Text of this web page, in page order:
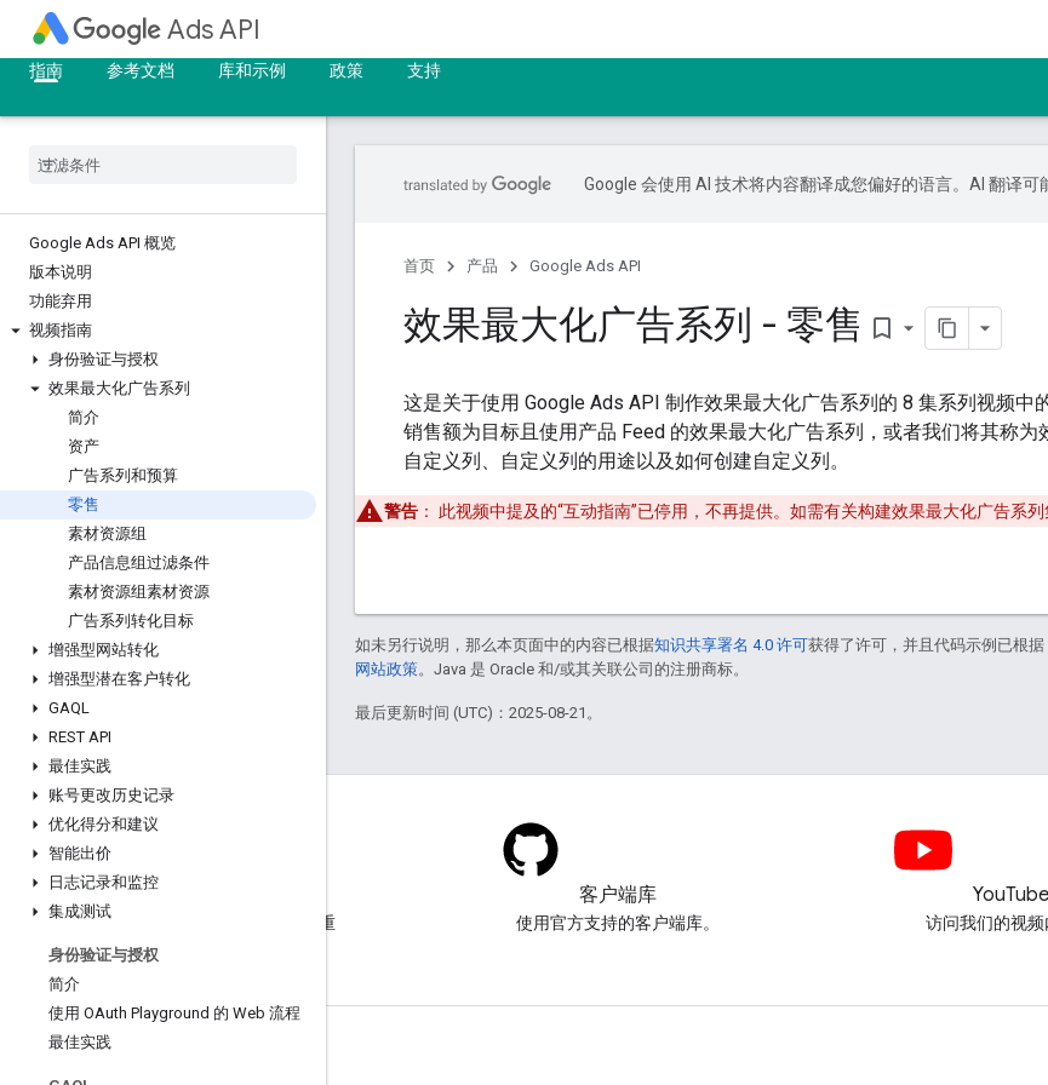
Ads API
指南
参考文档 库和示例 政策 支持
Google Ads API 概览
版本说明
功能弃用
视频指南
身份验证与授权
效果最大化广告系列
简介
资产
广告系列和预算
零售
素材资源组
产品信息组过滤条件
素材资源组素材资源
广告系列转化目标
增强型网站转化
增强型潜在客户转化
GAQL
REST API
最佳实践
账号更改历史记录
优化得分和建议
智能出价
日志记录和监控
集成测试
身份验证与授权
简介
使用 OAuth Playground 的 Web 流程
最佳实践
Google 会使用 AI 技术将内容翻译成您偏好的语言。AI 翻译可
首页 产品 Google Ads API
效果最大化广告系列 - 零售 bookmark_border
这是关于使用 Google Ads API 制作效果最大化广告系列的 8 集系列视频
销售额为目标且使用产品 Feed 的效果最大化广告系列，或者我们将其称
自定义列、自定义列的用途以及如何创建自定义列。
警告 ： 此视频中提及的“互动指南”已停用，不再提供。如需有关构建效果最大化广告系
如未另行说明，那么本页面中的内容已根据知识共享署名 4.0 许可获得了许可，并且代码示例已根据
网站政策。Java 是 Oracle 和/或其关联公司的注册商标。
最后更新时间 (UTC)：2025-08-21。
欢迎访问我们的博客，了解重
客户端库
使用官方支持的客户端库。
YouTube
访问我们的视频